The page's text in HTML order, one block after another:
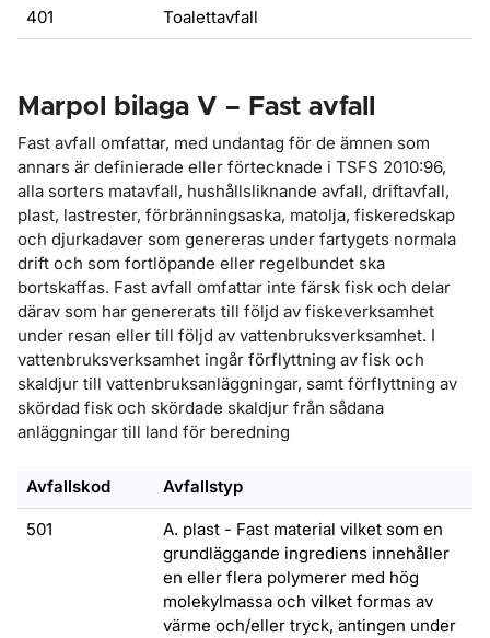
401 Toalettavfall
Marpol bilaga V – Fast avfall
Fast avfall omfattar, med undantag för de ämnen som
annars är definierade eller förtecknade i TSFS 2010:96,
alla sorters matavfall, hushållsliknande avfall, driftavfall,
plast, lastrester, förbränningsaska, matolja, fiskeredskap
och djurkadaver som genereras under fartygets normala
drift och som fortlöpande eller regelbundet ska
bortskaffas. Fast avfall omfattar inte färsk fisk och delar
därav som har genererats till följd av fiskeverksamhet
under resan eller till följd av vattenbruksverksamhet. I
vattenbruksverksamhet ingår förflyttning av fisk och
skaldjur till vattenbruksanläggningar, samt förflyttning av
skördad fisk och skördade skaldjur från sådana
anläggningar till land för beredning
Avfallskod Avfallstyp
501
A. plast - Fast material vilket som en
grundläggande ingrediens innehåller
en eller flera polymerer med hög
molekylmassa och vilket formas av
värme och/eller tryck, antingen under